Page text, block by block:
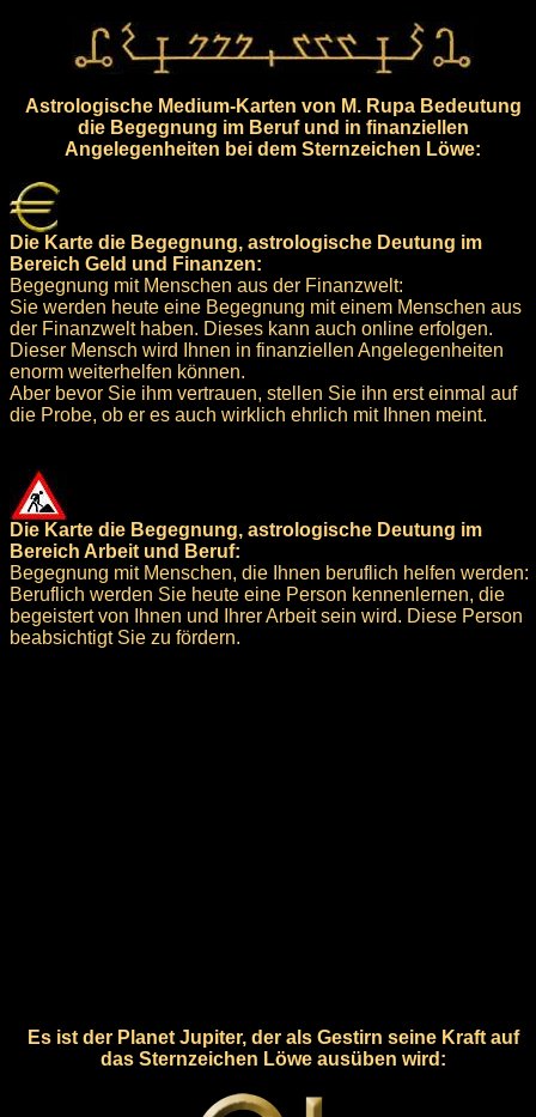
Astrologische Medium-Karten von M. Rupa Bedeutung
die Begegnung im Beruf und in finanziellen
Angelegenheiten bei dem Sternzeichen Löwe:
Die Karte die Begegnung, astrologische Deutung im
Bereich Geld und Finanzen:
Begegnung mit Menschen aus der Finanzwelt:
Sie werden heute eine Begegnung mit einem Menschen aus
der Finanzwelt haben. Dieses kann auch online erfolgen.
Dieser Mensch wird Ihnen in finanziellen Angelegenheiten
enorm weiterhelfen können.
Aber bevor Sie ihm vertrauen, stellen Sie ihn erst einmal auf
die Probe, ob er es auch wirklich ehrlich mit Ihnen meint.
Die Karte die Begegnung, astrologische Deutung im
Bereich Arbeit und Beruf:
Begegnung mit Menschen, die Ihnen beruflich helfen werden:
Beruflich werden Sie heute eine Person kennenlernen, die
begeistert von Ihnen und Ihrer Arbeit sein wird. Diese Person
beabsichtigt Sie zu fördern.
Es ist der Planet Jupiter, der als Gestirn seine Kraft auf
das Sternzeichen Löwe ausüben wird: